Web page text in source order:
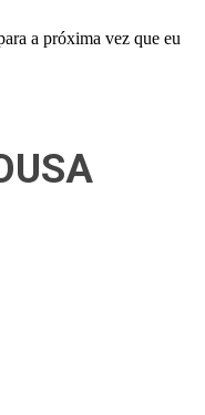
a próxima vez que eu